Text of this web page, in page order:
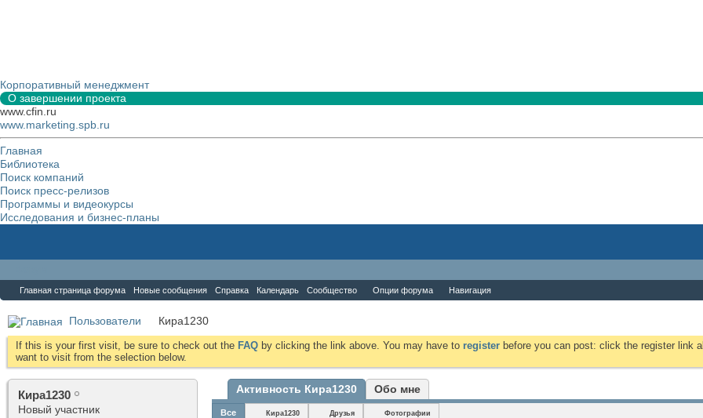
Корпоративный менеджмент
О завершении проекта
www.cfin.ru
www.marketing.spb.ru
Главная
Библиотека
Поиск компаний
Поиск пресс-релизов
Программы и видеокурсы
Исследования и бизнес-планы
Главная страница форума Новые сообщения Справка Календарь Сообщество Опции форума Навигация
Пользователи Кира1230
If this is your first visit, be sure to check out the FAQ by clicking the link above. You may have to register before you can post: click the register link
want to visit from the selection below.
Кира1230
Новый участник
Активность Кира1230 Обо мне
Все Кира1230 Друзья Фотографии